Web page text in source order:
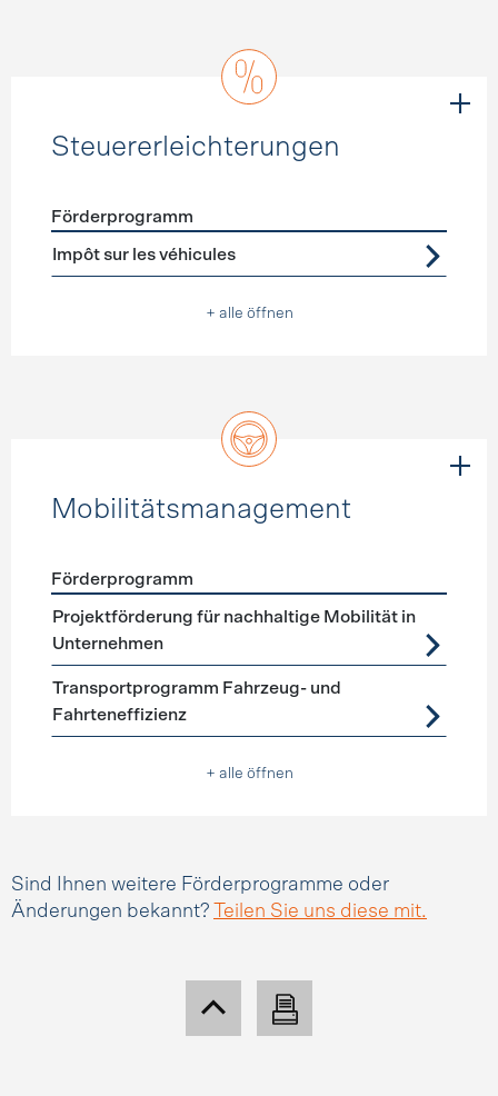
Steuererleichterungen
Förderprogramme Steuererleichterungen
Förderprogramm
Impôt sur les véhicules
+ alle öffnen
Mobilitätsmanagement
Förderprogramme Mobilitätsmanagement
Förderprogramm
Projektförderung für nachhaltige Mobilität in
Unternehmen
Transportprogramm Fahrzeug- und
Fahrteneffizienz
+ alle öffnen
Sind Ihnen weitere Förderprogramme oder
Änderungen bekannt?
Teilen Sie uns diese mit.